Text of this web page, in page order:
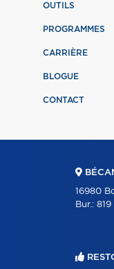
OUTILS
PROGRAMMES
CARRIÈRE
BLOGUE
CONTACT
16980
Bur.: